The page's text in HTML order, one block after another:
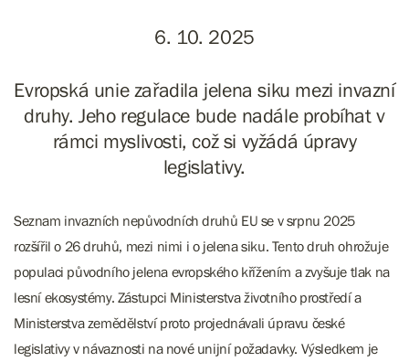
6. 10. 2025
Evropská unie zařadila jelena siku mezi invazní
druhy. Jeho regulace bude nadále probíhat v
rámci myslivosti, což si vyžádá úpravy
legislativy.
Seznam invazních nepůvodních druhů EU se v srpnu 2025
rozšířil o 26 druhů, mezi nimi i o jelena siku. Tento druh ohrožuje
populaci původního jelena evropského křížením a zvyšuje tlak na
lesní ekosystémy. Zástupci Ministerstva životního prostředí a
Ministerstva zemědělství proto projednávali úpravu české
legislativy v návaznosti na nové unijní požadavky. Výsledkem je